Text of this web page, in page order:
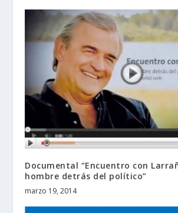
Documental “Encuentro con
hombre detrás del político”
marzo 19, 2014